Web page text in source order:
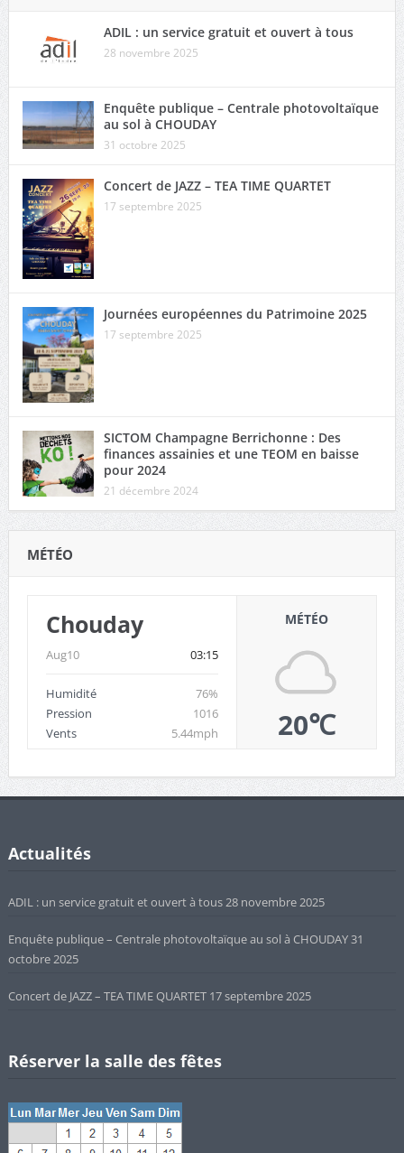
ADIL : un service gratuit et ouvert à tous
28 novembre 2025
Enquête publique – Centrale photovoltaïque
au sol à CHOUDAY
31 octobre 2025
Concert de JAZZ – TEA TIME QUARTET
17 septembre 2025
Journées européennes du Patrimoine 2025
17 septembre 2025
SICTOM Champagne Berrichonne : Des
finances assainies et une TEOM en baisse
pour 2024
21 décembre 2024
MÉTÉO
Chouday
Aug10 03:15
Humidité
76%
Pression
1016
Vents
5.44mph
MÉTÉO
20℃
Actualités
ADIL : un service gratuit et ouvert à tous28 novembre 2025
Enquête publique – Centrale photovoltaïque au sol à CHOUDAY31
octobre 2025
Concert de JAZZ – TEA TIME QUARTET 17 septembre 2025
Réserver la salle des fêtes